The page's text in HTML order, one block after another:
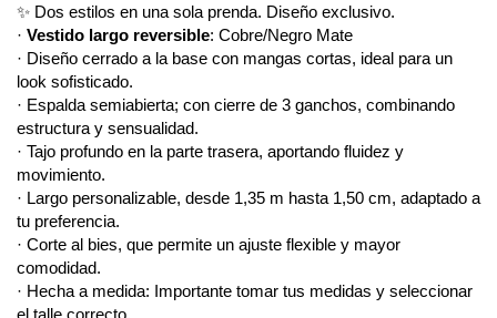
✨ Dos estilos en una sola prenda. Diseño exclusivo.
· Vestido largo reversible: Cobre/Negro Mate
· Diseño cerrado a la base con mangas cortas, ideal para un
look sofisticado.
· Espalda semiabierta; con cierre de 3 ganchos, combinando
estructura y sensualidad.
· Tajo profundo en la parte trasera, aportando fluidez y
movimiento.
· Largo personalizable, desde 1,35 m hasta 1,50 cm, adaptado a
tu preferencia.
· Corte al bies, que permite un ajuste flexible y mayor
comodidad.
· Hecha a medida: Importante tomar tus medidas y seleccionar